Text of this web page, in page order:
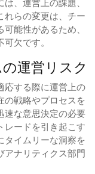
、運営上の課題、
れらの変更は、チー
能性があるため、
欠です。
運営リスク
応する際に運営上の
の戦略やプロセスを
速な意思決定の必要
レードを引き起こす
タイムリーな洞察を
アナリティクス部門